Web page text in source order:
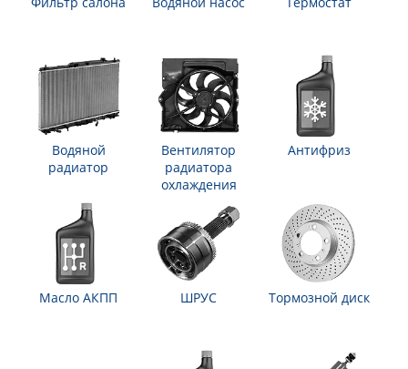
Водяной
радиатор
Вентилятор
радиатора
охлаждения
Антифриз
Масло АКПП ШРУС Тормозной диск